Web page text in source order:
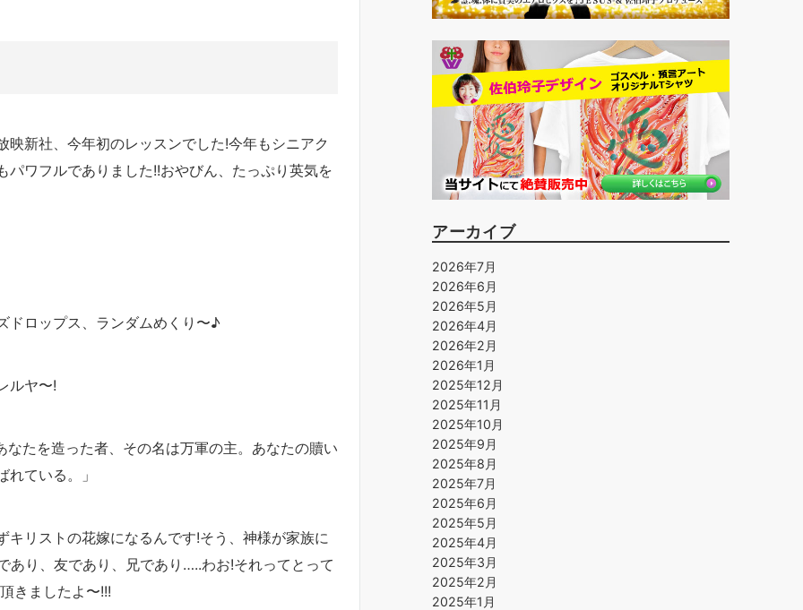
新社、今年初のレッスンでした!今年もシニアク
ワフルでありました!!おやびん、たっぷり英気を
ドロップス、ランダムめくり〜♪
ルヤ〜!
なたを造った者、その名は万軍の主。あなたの贖い
ている。」
リストの花嫁になるんです!そう、神様が家族に
り、友であり、兄であり…..わお!それってとって
ましたよ〜!!!
アーカイブ
2026年7月
2026年6月
2026年5月
2026年4月
2026年2月
2026年1月
2025年12月
2025年11月
2025年10月
2025年9月
2025年8月
2025年7月
2025年6月
2025年5月
2025年4月
2025年3月
2025年2月
2025年1月